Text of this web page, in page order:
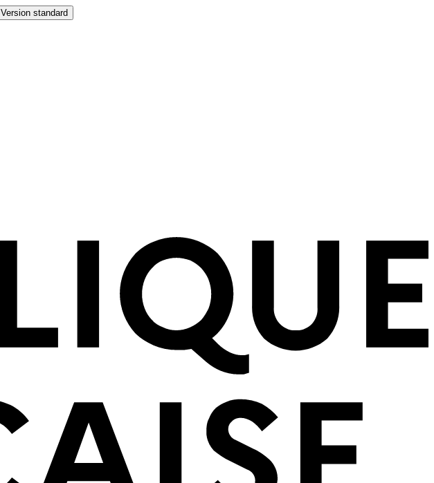
Version standard